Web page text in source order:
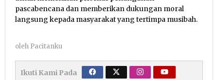
pascabencana dan memberikan dukungan moral
langsung kepada masyarakat yang tertimpa musibah.
oleh Pacitanku
Ikuti Kami Pada